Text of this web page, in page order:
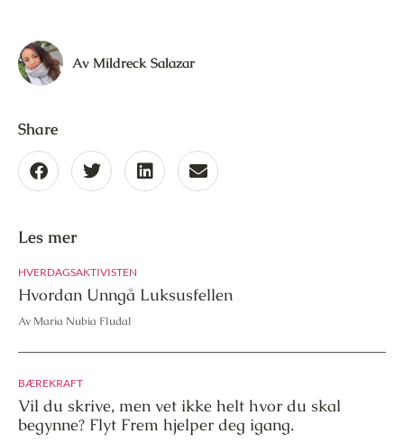
Av Mildreck Salazar
Share
Les mer
HVERDAGSAKTIVISTEN
Hvordan Unngå Luksusfellen
Av Maria Nubia Fludal
BÆREKRAFT
Vil du skrive, men vet ikke helt hvor du skal
begynne? Flyt Frem hjelper deg igang.